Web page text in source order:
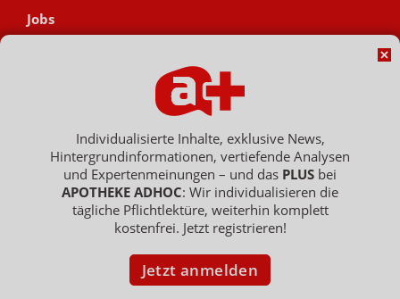
Jobs
Hinweisgebersystem
Vertrag widerrufen
Copyright © 2007 - 2026 , APOTHEKE ADHOC ist ein Dienst der ELPATO
Geschäftsführer: Patrick Hollstein, Thomas Bellartz / Amtsgericht Berlin
Charlottenburg / HRB 204 379 B
Individualisierte Inhalte, exklusive News,
Hintergrundinformationen, vertiefende Analysen
und Expertenmeinungen – und das PLUS bei
APOTHEKE ADHOC: Wir individualisieren die
tägliche Pflichtlektüre, weiterhin komplett
kostenfrei. Jetzt registrieren!
Jetzt anmelden